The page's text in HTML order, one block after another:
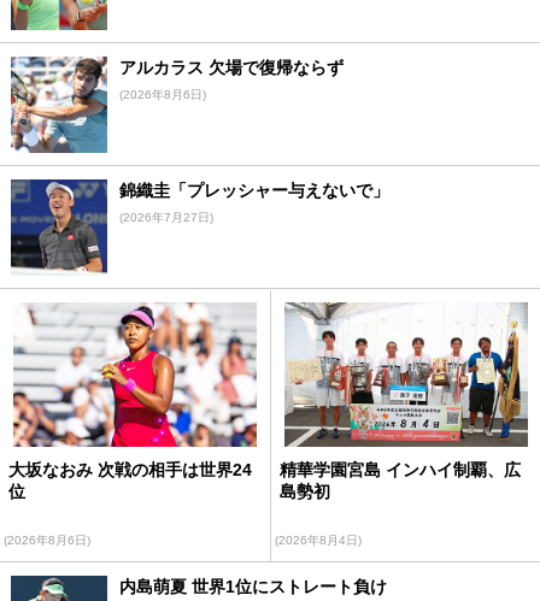
アルカラス 欠場で復帰ならず
(2026年8月6日)
錦織圭「プレッシャー与えないで」
(2026年7月27日)
大坂なおみ 次戦の相手は世界24
位
(2026年8月6日)
精華学園宮島 インハイ制覇、広
島勢初
(2026年8月4日)
内島萌夏 世界1位にストレート負け